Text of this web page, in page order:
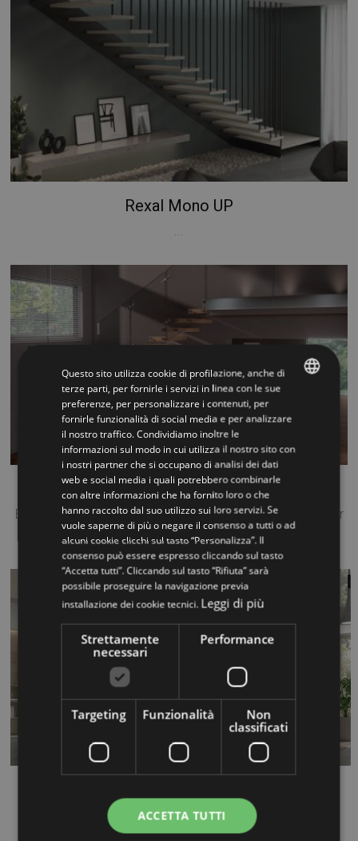
Rexal Mono UP
Akura XR
Escalier en bois de ch?ne lamell?, ?paisseur 50mm couleur
naturelle 253, (dispon...
Escalier en bois de ch ne lamell , paisseur 50mm couleur
cacao 4...
Questo sito utilizza cookie di profilazione, anche di
terze parti, per fornirle i servizi in linea con le sue
preferenze, per personalizzare i contenuti, per
fornirle funzionalità di social media e per analizzare
il nostro traffico. Condividiamo inoltre le
informazioni sul modo in cui utilizza il nostro sito con
i nostri partner che si occupano di analisi dei dati
web e social media i quali potrebbero combinarle
con altre informazioni che ha fornito loro o che
hanno raccolto dal suo utilizzo sui loro servizi. Se
vuole saperne di più o negare il consenso a tutti o ad
alcuni cookie clicchi sul tasto “Personalizza”. Il
consenso può essere espresso cliccando sul tasto
“Accetta tutti”. Cliccando sul tasto “Rifiuta” sarà
possibile proseguire la navigazione previa
installazione dei cookie tecnici. Leggi di più
Strettamente
necessari
Performance
Targeting Funzionalità
Non
classificati
ACCETTA TUTTI